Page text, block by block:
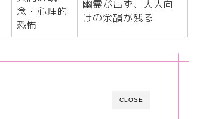
念・心理的
恐怖
幽霊が出ず、大人向
けの余韻が残る
CLOSE